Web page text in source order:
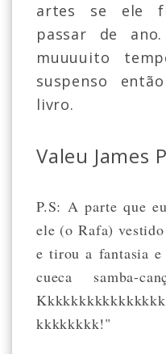
artes se ele
passar de
muuuuito
suspenso
livro.
Valeu James
P.S: A parte que
ele (o Rafa)
e tirou a fantasia e
cueca samba-
kkkkkkkk!"